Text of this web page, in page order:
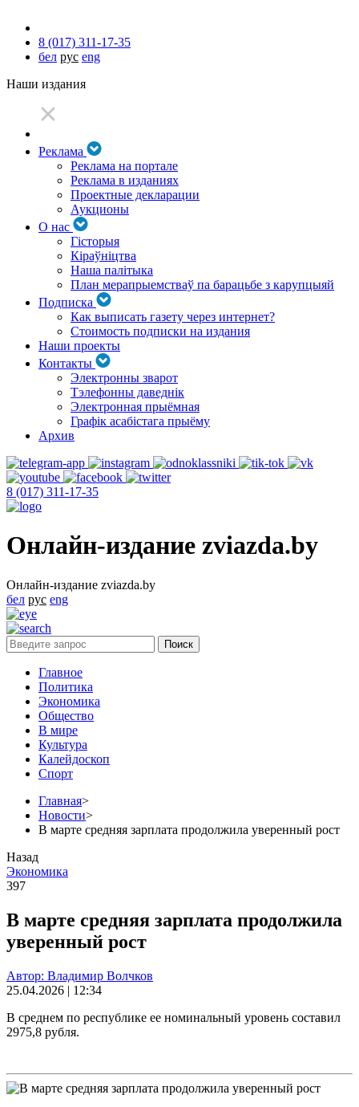
8 (017) 311-17-35
бел рус eng
Наши издания
Реклама
Реклама на портале
Реклама в изданиях
Проектные декларации
Аукционы
О нас
Гісторыя
Кіраўніцтва
Наша палітыка
План мерапрыемстваў па барацьбе з карупцыяй
Подписка
Как выписать газету через интернет?
Стоимость подписки на издания
Наши проекты
Контакты
Электронны зварот
Тэлефонны даведнік
Электронная прыёмная
Графік асабістага прыёму
Архив
8 (017) 311-17-35
Онлайн-издание zviazda.by
Онлайн-издание zviazda.by
бел рус eng
Главное
Политика
Экономика
Общество
В мире
Культура
Калейдоскоп
Спорт
Главная>
Новости>
В марте средняя зарплата продолжила уверенный рост
Назад
Экономика
397
В марте средняя зарплата продолжила
уверенный рост
Автор: Владимир Волчков
25.04.2026 | 12:34
В среднем по республике ее номинальный уровень составил
2975,8 рубля.